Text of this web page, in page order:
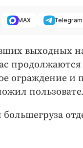
MAX Telegram
выходных
ограждение и